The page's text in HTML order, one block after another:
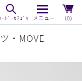
（0）
・MOVE